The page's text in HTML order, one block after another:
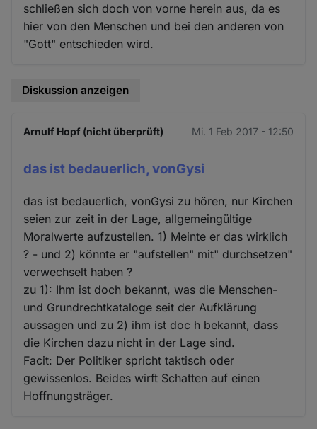
schließen sich doch von vorne herein aus, da es
hier von den Menschen und bei den anderen von
"Gott" entschieden wird.
Diskussion anzeigen
Arnulf Hopf (nicht überprüft) Mi. 1 Feb 2017 - 12:50
das ist bedauerlich, vonGysi
das ist bedauerlich, vonGysi zu hören, nur Kirchen
seien zur zeit in der Lage, allgemeingültige
Moralwerte aufzustellen. 1) Meinte er das wirklich
? - und 2) könnte er "aufstellen" mit" durchsetzen"
verwechselt haben ?
zu 1): Ihm ist doch bekannt, was die Menschen-
und Grundrechtkataloge seit der Aufklärung
aussagen und zu 2) ihm ist doc h bekannt, dass
die Kirchen dazu nicht in der Lage sind.
Facit: Der Politiker spricht taktisch oder
gewissenlos. Beides wirft Schatten auf einen
Hoffnungsträger.